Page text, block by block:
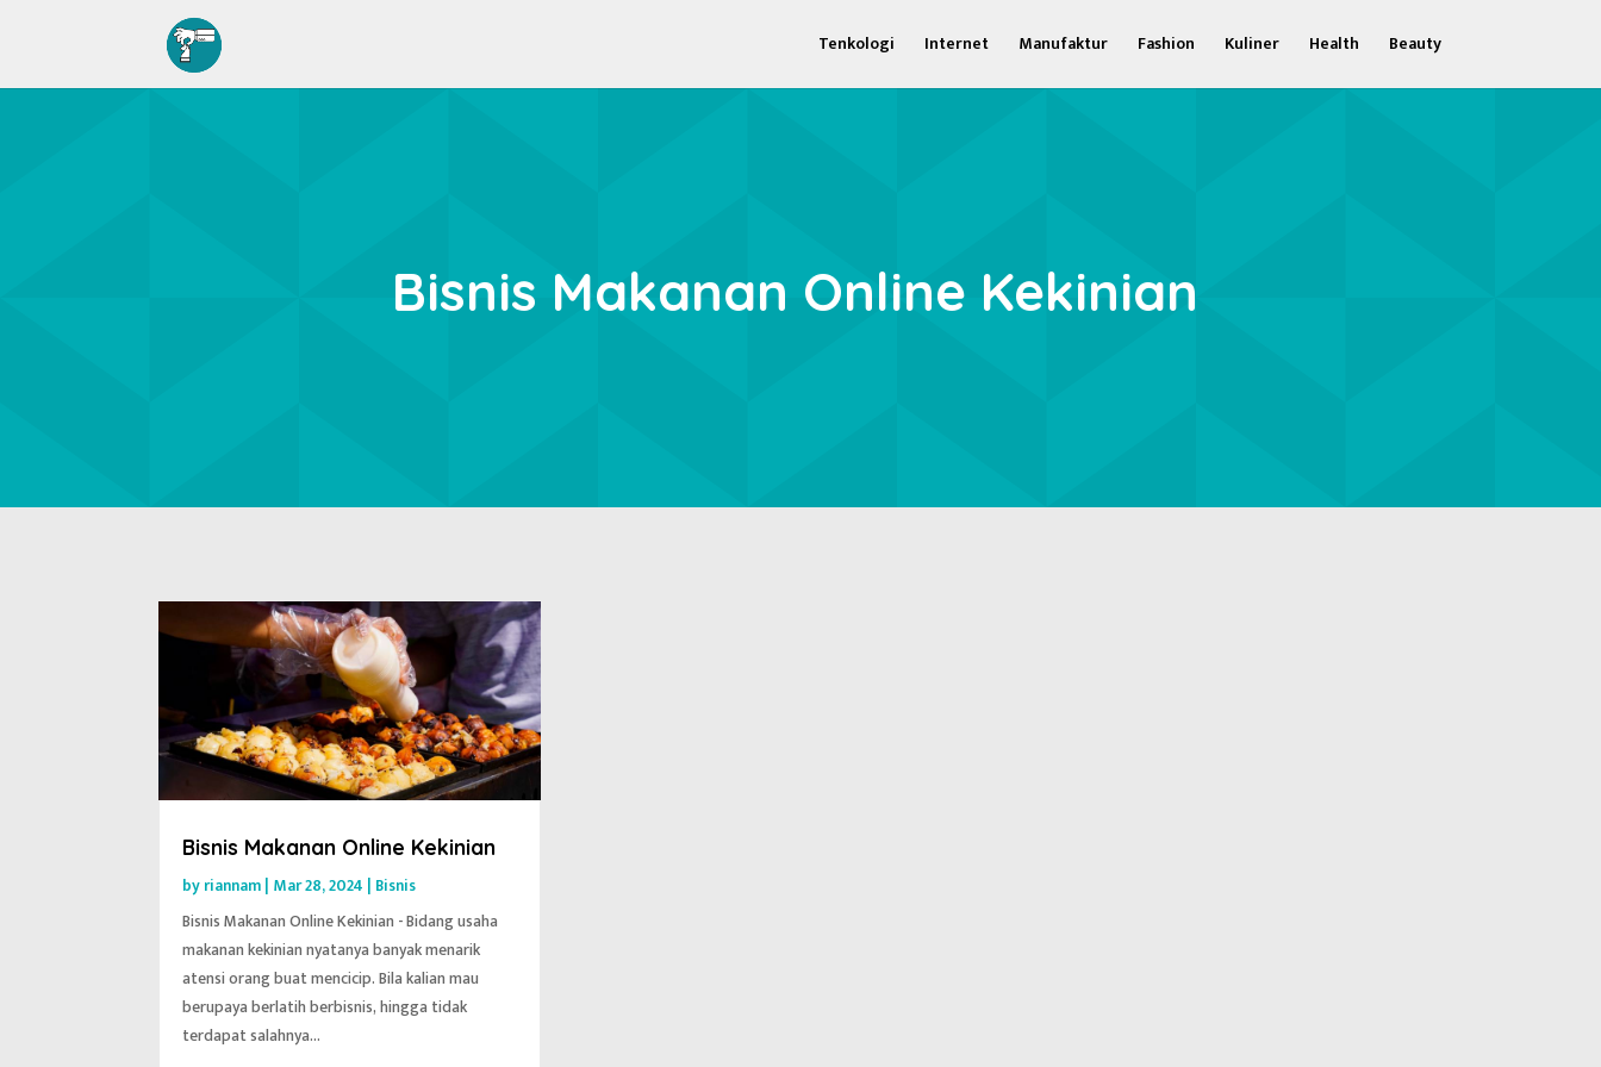
Tenkologi Internet Manufaktur Fashion Kuliner Health Beauty
Bisnis Makanan Online Kekinian
Bisnis Makanan Online Kekinian
byriannam| Mar 28, 2024 | Bisnis
Bisnis Makanan Online Kekinian - Bidang usaha
makanan kekinian nyatanya banyak menarik
atensi orang buat mencicip. Bila kalian mau
berupaya berlatih berbisnis, hingga tidak
terdapat salahnya...